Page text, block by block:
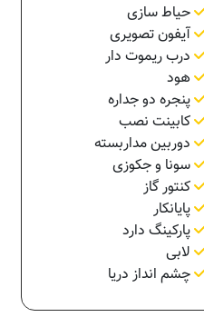
حیاط سازی
آیفون تصویری
درب ریموت دار
هود
پنجره دو جداره
کابینت نصب
دوربین مداربسته
سونا و جکوزی
کنتور گاز
پایانکار
پارکینگ دارد
لابی
چشم انداز دریا